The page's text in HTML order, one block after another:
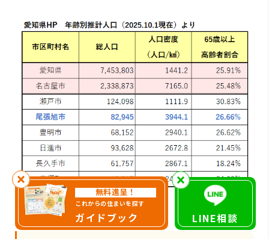
無料進呈！
これからの住まいを探す
ガイドブック LINE相談